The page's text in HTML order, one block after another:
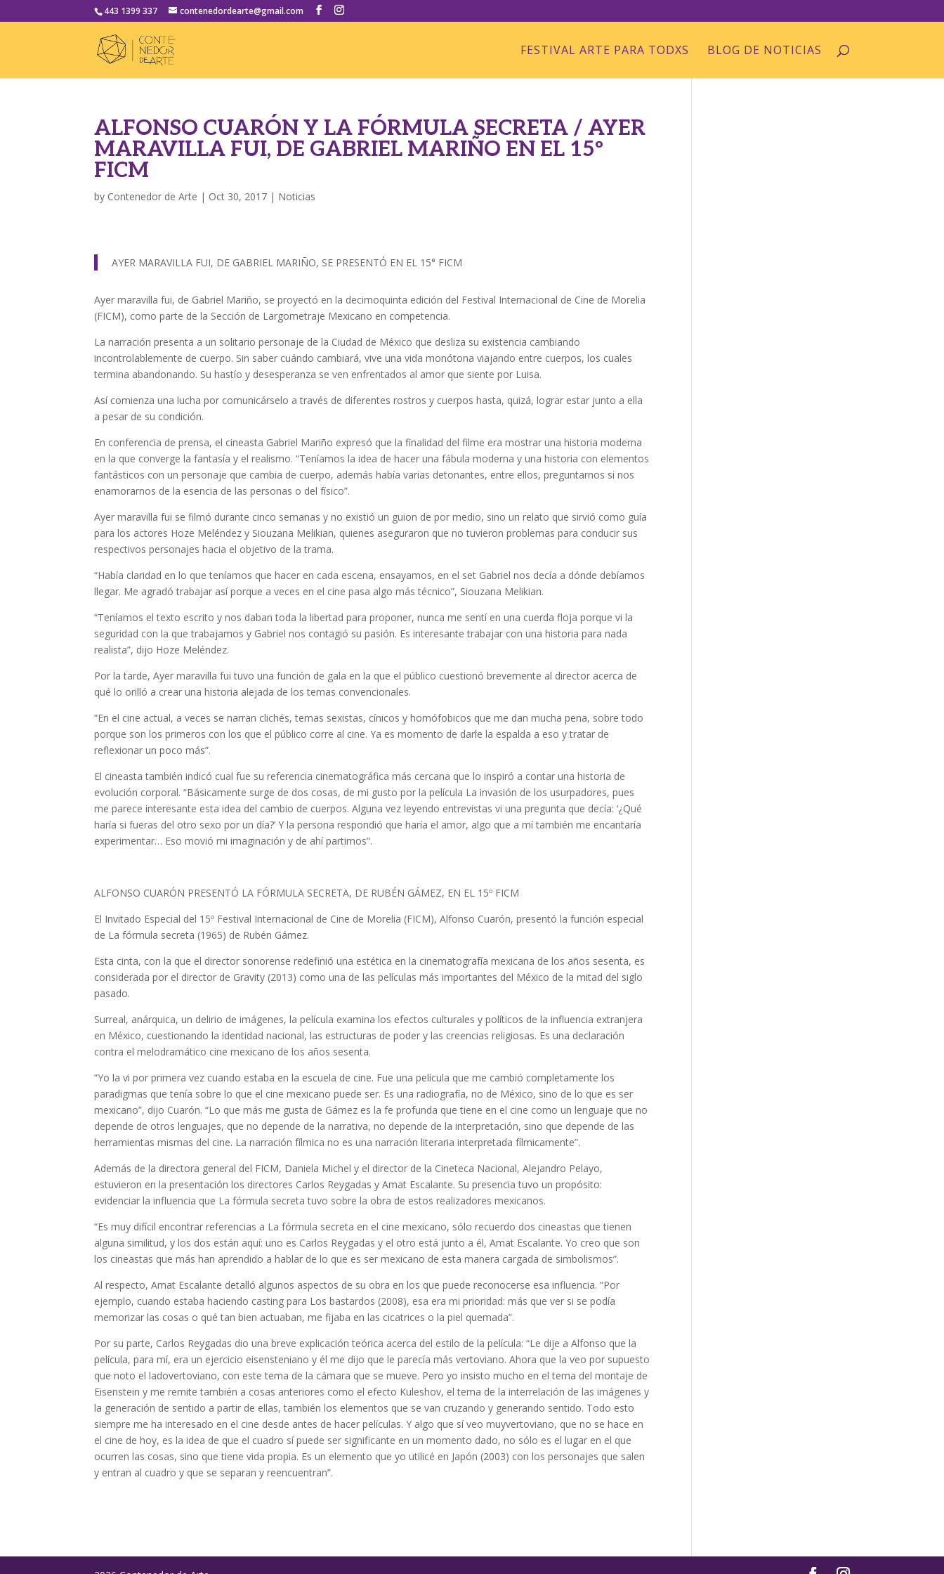
443 1399 337 contenedordearte@gmail.com
FESTIVAL ARTE PARA TODXS BLOG DE NOTICIAS
ALFONSO CUARÓN Y LA FÓRMULA SECRETA / AYER
MARAVILLA FUI, DE GABRIEL MARIÑO EN EL 15º
FICM
by Contenedor de Arte | Oct 30, 2017 | Noticias
AYER MARAVILLA FUI, DE GABRIEL MARIÑO, SE PRESENTÓ EN EL 15° FICM
Ayer maravilla fui, de Gabriel Mariño, se proyectó en la decimoquinta edición del Festival Internacional de Cine de Morelia
(FICM), como parte de la Sección de Largometraje Mexicano en competencia.
La narración presenta a un solitario personaje de la Ciudad de México que desliza su existencia cambiando
incontrolablemente de cuerpo. Sin saber cuándo cambiará, vive una vida monótona viajando entre cuerpos, los cuales
termina abandonando. Su hastío y desesperanza se ven enfrentados al amor que siente por Luisa.
Así comienza una lucha por comunicárselo a través de diferentes rostros y cuerpos hasta, quizá, lograr estar junto a ella
a pesar de su condición.
En conferencia de prensa, el cineasta Gabriel Mariño expresó que la finalidad del filme era mostrar una historia moderna
en la que converge la fantasía y el realismo. “Teníamos la idea de hacer una fábula moderna y una historia con elementos
fantásticos con un personaje que cambia de cuerpo, además había varias detonantes, entre ellos, preguntarnos si nos
enamorarnos de la esencia de las personas o del físico”.
Ayer maravilla fui se filmó durante cinco semanas y no existió un guion de por medio, sino un relato que sirvió como guía
para los actores Hoze Meléndez y Siouzana Melikian, quienes aseguraron que no tuvieron problemas para conducir sus
respectivos personajes hacia el objetivo de la trama.
“Había claridad en lo que teníamos que hacer en cada escena, ensayamos, en el set Gabriel nos decía a dónde debíamos
llegar. Me agradó trabajar así porque a veces en el cine pasa algo más técnico”, Siouzana Melikian.
“Teníamos el texto escrito y nos daban toda la libertad para proponer, nunca me sentí en una cuerda floja porque vi la
seguridad con la que trabajamos y Gabriel nos contagió su pasión. Es interesante trabajar con una historia para nada
realista”, dijo Hoze Meléndez.
Por la tarde, Ayer maravilla fui tuvo una función de gala en la que el público cuestionó brevemente al director acerca de
qué lo orilló a crear una historia alejada de los temas convencionales.
“En el cine actual, a veces se narran clichés, temas sexistas, cínicos y homófobicos que me dan mucha pena, sobre todo
porque son los primeros con los que el público corre al cine. Ya es momento de darle la espalda a eso y tratar de
reflexionar un poco más”.
El cineasta también indicó cual fue su referencia cinematográfica más cercana que lo inspiró a contar una historia de
evolución corporal. “Básicamente surge de dos cosas, de mi gusto por la película La invasión de los usurpadores, pues
me parece interesante esta idea del cambio de cuerpos. Alguna vez leyendo entrevistas vi una pregunta que decía: ‘¿Qué
haría si fueras del otro sexo por un día?’ Y la persona respondió que haría el amor, algo que a mí también me encantaría
experimentar… Eso movió mi imaginación y de ahí partimos”.
ALFONSO CUARÓN PRESENTÓ LA FÓRMULA SECRETA, DE RUBÉN GÁMEZ, EN EL 15º FICM
El Invitado Especial del 15º Festival Internacional de Cine de Morelia (FICM), Alfonso Cuarón, presentó la función especial
de La fórmula secreta (1965) de Rubén Gámez.
Esta cinta, con la que el director sonorense redefinió una estética en la cinematografía mexicana de los años sesenta, es
considerada por el director de Gravity (2013) como una de las películas más importantes del México de la mitad del siglo
pasado.
Surreal, anárquica, un delirio de imágenes, la película examina los efectos culturales y políticos de la influencia extranjera
en México, cuestionando la identidad nacional, las estructuras de poder y las creencias religiosas. Es una declaración
contra el melodramático cine mexicano de los años sesenta.
“Yo la vi por primera vez cuando estaba en la escuela de cine. Fue una película que me cambió completamente los
paradigmas que tenía sobre lo que el cine mexicano puede ser. Es una radiografía, no de México, sino de lo que es ser
mexicano”, dijo Cuarón. “Lo que más me gusta de Gámez es la fe profunda que tiene en el cine como un lenguaje que no
depende de otros lenguajes, que no depende de la narrativa, no depende de la interpretación, sino que depende de las
herramientas mismas del cine. La narración fílmica no es una narración literaria interpretada fílmicamente”.
Además de la directora general del FICM, Daniela Michel y el director de la Cineteca Nacional, Alejandro Pelayo,
estuvieron en la presentación los directores Carlos Reygadas y Amat Escalante. Su presencia tuvo un propósito:
evidenciar la influencia que La fórmula secreta tuvo sobre la obra de estos realizadores mexicanos.
“Es muy difícil encontrar referencias a La fórmula secreta en el cine mexicano, sólo recuerdo dos cineastas que tienen
alguna similitud, y los dos están aquí: uno es Carlos Reygadas y el otro está junto a él, Amat Escalante. Yo creo que son
los cineastas que más han aprendido a hablar de lo que es ser mexicano de esta manera cargada de simbolismos”.
Al respecto, Amat Escalante detalló algunos aspectos de su obra en los que puede reconocerse esa influencia. “Por
ejemplo, cuando estaba haciendo casting para Los bastardos (2008), esa era mi prioridad: más que ver si se podía
memorizar las cosas o qué tan bien actuaban, me fijaba en las cicatrices o la piel quemada”.
Por su parte, Carlos Reygadas dio una breve explicación teórica acerca del estilo de la película: “Le dije a Alfonso que la
película, para mí, era un ejercicio eisensteniano y él me dijo que le parecía más vertoviano. Ahora que la veo por supuesto
que noto el ladovertoviano, con este tema de la cámara que se mueve. Pero yo insisto mucho en el tema del montaje de
Eisenstein y me remite también a cosas anteriores como el efecto Kuleshov, el tema de la interrelación de las imágenes y
la generación de sentido a partir de ellas, también los elementos que se van cruzando y generando sentido. Todo esto
siempre me ha interesado en el cine desde antes de hacer películas. Y algo que sí veo muyvertoviano, que no se hace en
el cine de hoy, es la idea de que el cuadro sí puede ser significante en un momento dado, no sólo es el lugar en el que
ocurren las cosas, sino que tiene vida propia. Es un elemento que yo utilicé en Japón (2003) con los personajes que salen
y entran al cuadro y que se separan y reencuentran”.